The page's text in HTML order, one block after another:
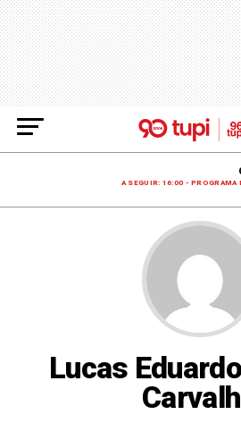
A SEGUIR: 16:00 - PROGRAMA
Lucas